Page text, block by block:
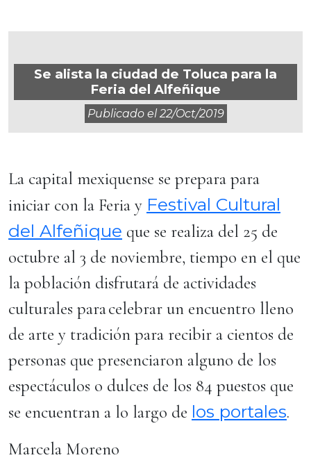
Se alista la ciudad de Toluca para la
Feria del Alfeñique
Publicado el22/oct/2019
La capital mexiquense se prepara para
iniciar con la Feria y Festival Cultural
del Alfeñique que se realiza del 25 de
octubre al 3 de noviembre, tiempo en el que
la población disfrutará de actividades
culturales para celebrar un encuentro lleno
de arte y tradición para recibir a cientos de
personas que presenciaron alguno de los
espectáculos o dulces de los 84 puestos que
se encuentran a lo largo de los portales.
Marcela Moreno